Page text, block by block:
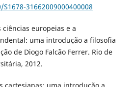
31662009000400008
ciências europeias e a
uma introdução a filosofia
de Diogo Falcão Ferrer. Rio de
2012.